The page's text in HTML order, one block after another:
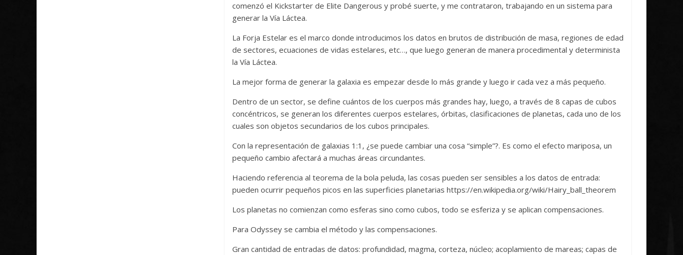
comenzó el Kickstarter de Elite Dangerous y probé suerte, y me contrataron, trabajando en un sistema para
generar la Vía Láctea.
La Forja Estelar es el marco donde introducimos los datos en brutos de distribución de masa, regiones de edad
de sectores, ecuaciones de vidas estelares, etc…, que luego generan de manera procedimental y determinista
la Vía Láctea.
La mejor forma de generar la galaxia es empezar desde lo más grande y luego ir cada vez a más pequeño.
Dentro de un sector, se define cuántos de los cuerpos más grandes hay, luego, a través de 8 capas de cubos
concéntricos, se generan los diferentes cuerpos estelares, órbitas, clasificaciones de planetas, cada uno de los
cuales son objetos secundarios de los cubos principales.
Con la representación de galaxias 1:1, ¿se puede cambiar una cosa “simple”?. Es como el efecto mariposa, un
pequeño cambio afectará a muchas áreas circundantes.
Haciendo referencia al teorema de la bola peluda, las cosas pueden ser sensibles a los datos de entrada:
pueden ocurrir pequeños picos en las superficies planetarias https://en.wikipedia.org/wiki/Hairy_ball_theorem
Los planetas no comienzan como esferas sino como cubos, todo se esferiza y se aplican compensaciones.
Para Odyssey se cambia el método y las compensaciones.
Gran cantidad de entradas de datos: profundidad, magma, corteza, núcleo; acoplamiento de mareas; capas de